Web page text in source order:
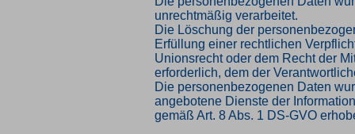
unrechtmäßig verarbeitet.
Die Löschung der
Erfüllung einer rechtlichen
Unionsrecht oder dem Recht der
erforderlich, dem der
Die personenbezogenen Daten
angebotene Dienste der
gemäß Art. 8 Abs. 1 DS-GVO